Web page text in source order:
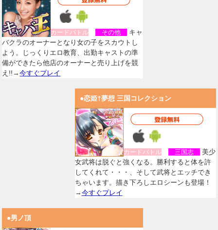
カードバトル その他
キャ
バクラのオーナーとなり女の子をスカウトし
よう。じっくりエロ教育、出勤キャストの準
備ができたら他店のオーナーと売り上げを競
え!!→今すぐプレイ
●恋姫†夢想 三国コレクション
カードバトル 三国志
美少
女武将は脱ぐと強くなる。勝利すると体を許
してくれて・・・、そして武将とエッチでき
ちゃいます。描き下ろしエロシーンも登場！
→今すぐプレイ
●男ノ頂